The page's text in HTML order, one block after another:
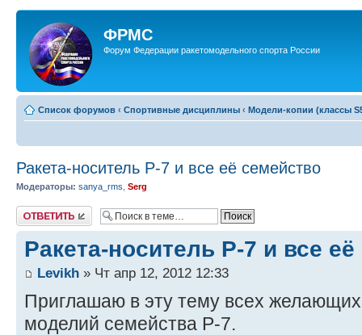
ФРМС
Форум Федерации ракетомодельного спорта России
Список форумов ‹ Спортивные дисциплины ‹ Модели-копии (классы
Ракета-носитель Р-7 и все её семейство
Модераторы: sanya_rms Serg
Ответить
Ракета-носитель Р-7 и все
Levikh » Чт апр 12, 2012 12:33
Приглашаю в эту тему всех
моделий семейства Р-7.